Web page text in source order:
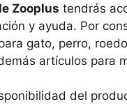
Zooplus tendrás
y ayuda. Por
gato, perro,
artículos para
del